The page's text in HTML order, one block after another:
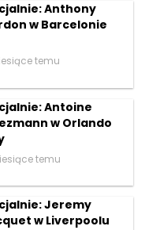
Anthony
w Barcelonie
temu
Antoine
w Orlando
temu
Jeremy
w Liverpoolu